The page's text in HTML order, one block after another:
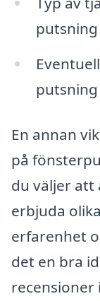
En annan
på
du väljer att
erbjuda
erfarenhet
det en bra
recensioner